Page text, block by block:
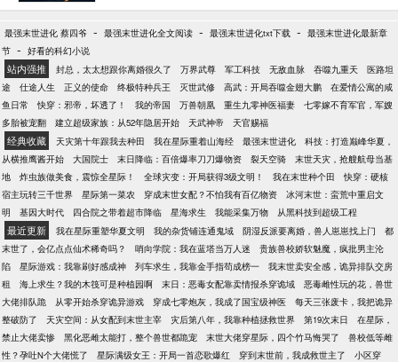
还能不能在末世受人追捧。 她要囤物资，疯狂囤
物…… 至于原身的那个继兄，宋念辞托着下巴想了
么觉得他看她的眼神不一样了呢？ (男女主父母没有领
证，男女主也没有血缘关系！)
最强末世进化 蔡四爷 - 最强末世进化全文阅读 - 最强末世进化txt下载 - 最强末世进化最新章
节 - 好看的科幻小说
站内强推 封总，太太想跟你离婚很久了 万界武尊 军工科技 无敌血脉 吞噬九重天
医路坦
途
仕途人生 正义的使命 终极特种兵王 灭世武修 高武：开局吞噬金翅大鹏
在爱情公寓的咸
鱼日常
快穿：邪帝，坏透了！ 我的帝国 万兽朝凰 重生九零神医福妻
七零嫁不育军官，军嫂
多胎被宠翻
建立超级家族：从52年隐居开始 天武神帝 天官赐福
经典收藏 天灾第十年跟我去种田 我在星际重着山海经 最强末世进化
科技：打造巅峰华夏，
从横推鹰酱开始
大国院士 末日降临：百倍爆率刀刀爆物资 裂天空骑
末世天灾，抢艘航母当基
地
炸虫族做美食，震惊全星际！ 全球灾变：开局获得3级文明！ 我在末世种个田
快穿：硬核
宿主玩转三千世界
星际第一菜农 穿成末世女配？不怕我有百亿物资
冰河末世：蛮荒中重启文
明
基因大时代 四合院之带着超市降临 星海求生 我能采集万物 从黑科技到超级工程
最近更新 我在星际重塑华夏文明 我的杂货铺连通鬼域 阴湿反派要离婚，兽人崽崽找上门
都
末世了，会亿点点仙术稀奇吗？
哨向学院：我在蓝塔当万人迷
贵族兽校娇软魅魔，疯批男主沦
陷
星际游戏：我靠刷好感成神 列车求生，我靠金手指苟成榜一
我末世卖安全感，诡异排队交房
租
海上求生？我的木筏可是种植园啊 末日：恶毒女配靠卖情报杀穿诡域
恶毒雌性玩的花，兽世
大佬排队跪
从零开始杀穿诡异游戏 穿成七零炮灰，我成了国宝级神医
每天三张废卡，我把诡异
整破防了
天灾空间：从女配到末世主宰 灾后第八年，我靠种植拯救世界 第19次末日
在星际，
禁止大佬卖惨
黑化恶雌太能打，整个兽世都跪宠 末世大佬穿星际，四个竹马悔哭了
兽校低等雌
性？孕吐N个大佬慌了
星际满级女王：开局一首恋歌爆红 穿到末世前，我成救世主了
小区穿